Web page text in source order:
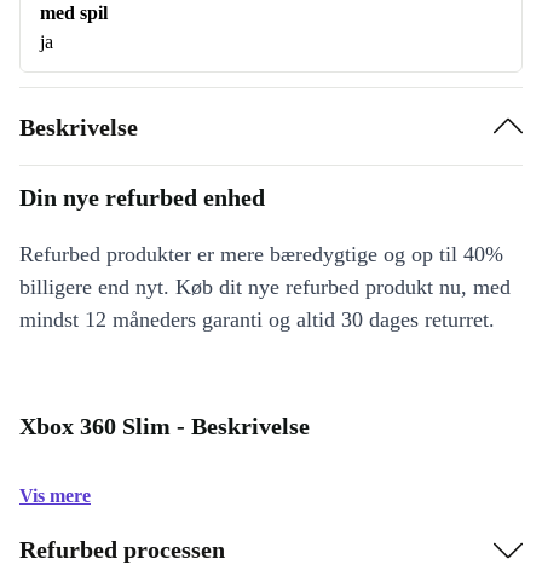
med spil
ja
Beskrivelse
Din nye refurbed enhed
Refurbed produkter er mere bæredygtige og op til 40%
billigere end nyt. Køb dit nye refurbed produkt nu, med
mindst 12 måneders garanti og altid 30 dages returret.
Xbox 360 Slim - Beskrivelse
Vis mere
Refurbed processen